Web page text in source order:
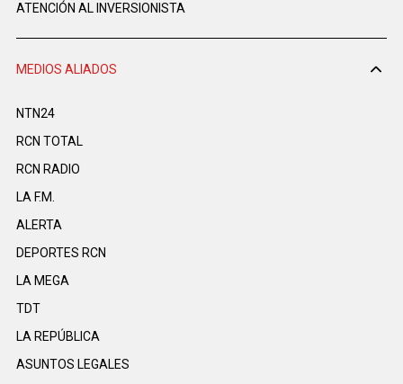
ATENCIÓN AL INVERSIONISTA
MEDIOS ALIADOS
NTN24
RCN TOTAL
RCN RADIO
LA F.M.
ALERTA
DEPORTES RCN
LA MEGA
TDT
LA REPÚBLICA
ASUNTOS LEGALES